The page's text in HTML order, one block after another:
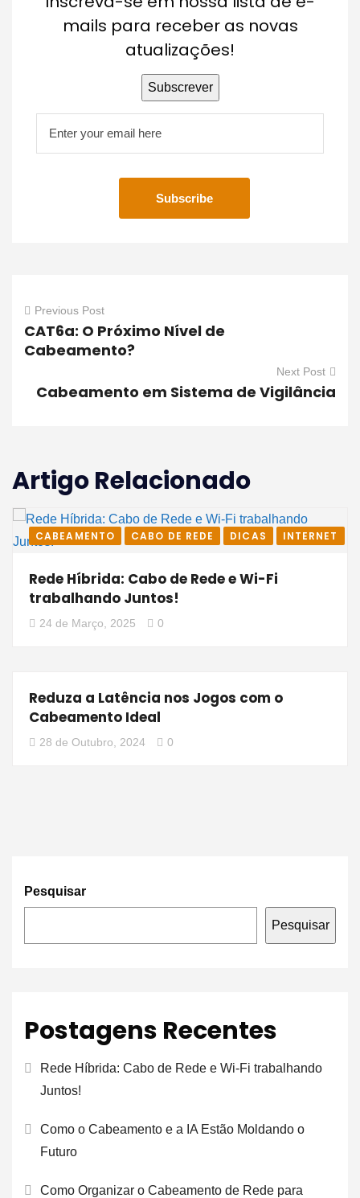
mails para receber as novas
atualizações!
Previous Post
CAT6a: O Próximo Nível de
Cabeamento?
Next Post
Cabeamento em Sistema de Vigilância
Artigo Relacionado
CABEAMENTO CABO DE REDE DICAS INTERNET
Rede Híbrida: Cabo de Rede e Wi-Fi
trabalhando Juntos!
24 de Março, 2025 0
Reduza a Latência nos Jogos com o
Cabeamento Ideal
28 de Outubro, 2024 0
Pesquisar
Pesquisar
Postagens Recentes
Rede Híbrida: Cabo de Rede e Wi-Fi trabalhando
Juntos!
Como o Cabeamento e a IA Estão Moldando o
Futuro
Como Organizar o Cabeamento de Rede para